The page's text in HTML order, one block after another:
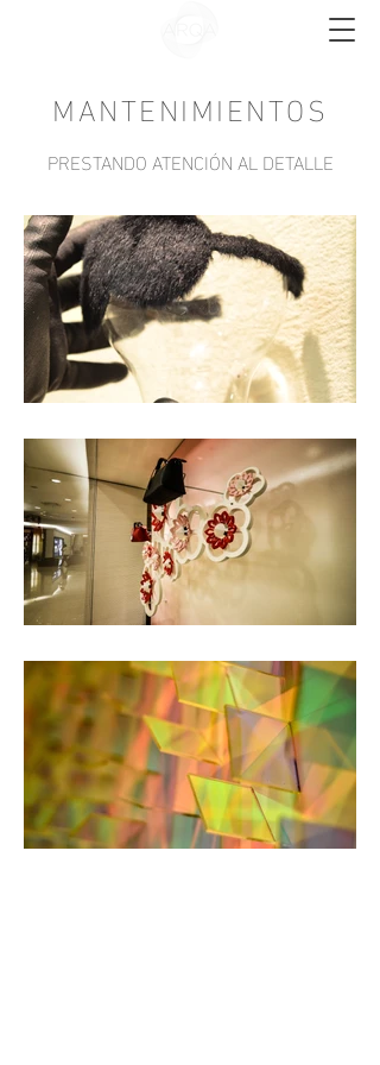
MANTENIMIENTOS
PRESTANDO ATENCIÓN AL DETALLE